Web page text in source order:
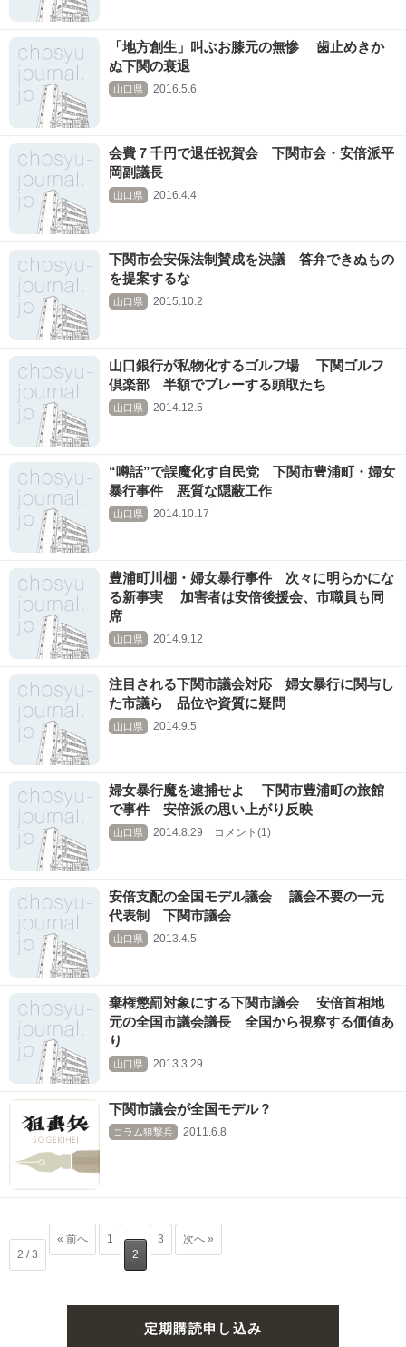
「地方創生」叫ぶお膝元の無惨 歯止めきか
ぬ下関の衰退
山口県 2016.5.6
会費７千円で退任祝賀会 下関市会・安倍派平
岡副議長
山口県 2016.4.4
下関市会安保法制賛成を決議 答弁できぬもの
を提案するな
山口県 2015.10.2
山口銀行が私物化するゴルフ場 下関ゴルフ
倶楽部 半額でプレーする頭取たち
山口県 2014.12.5
“噂話”で誤魔化す自民党 下関市豊浦町・婦女
暴行事件 悪質な隠蔽工作
山口県 2014.10.17
豊浦町川棚・婦女暴行事件 次々に明らかにな
る新事実 加害者は安倍後援会、市職員も同
席
山口県 2014.9.12
注目される下関市議会対応 婦女暴行に関与し
た市議ら 品位や資質に疑問
山口県 2014.9.5
婦女暴行魔を逮捕せよ 下関市豊浦町の旅館
で事件 安倍派の思い上がり反映
山口県 2014.8.29 コメント(1)
安倍支配の全国モデル議会 議会不要の一元
代表制 下関市議会
山口県 2013.4.5
棄権懲罰対象にする下関市議会 安倍首相地
元の全国市議会議長 全国から視察する価値あ
り
山口県 2013.3.29
下関市議会が全国モデル？
コラム狙撃兵 2011.6.8
2 / 3
« 前へ
1
2
3 次へ »
定期購読申し込み